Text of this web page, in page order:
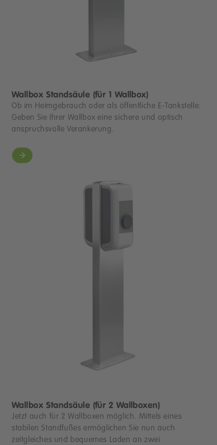
Wallbox Standsäule (für 1 Wallbox)
Ob im Heimgebrauch oder als öffentliche E-Tankstelle:
Geben Sie Ihrer Wallbox eine sichere und optisch
anspruchsvolle Verankerung.
Wallbox Standsäule (für 2 Wallboxen)
Jetzt auch für 2 Wallboxen möglich. Mittels eines
stabilen Standfußes ermöglichen Sie nun auch
zeitgleiches und bequemes Laden an zwei